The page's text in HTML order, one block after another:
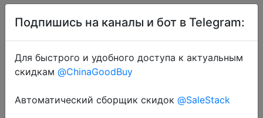
$2.75
Coins
Подпишись на каналы и бот в Telegram:
Для быстрого и удобного доступа к актуальным
скидкам @ChinaGoodBuy
Автоматический сборщик скидок @SaleStack